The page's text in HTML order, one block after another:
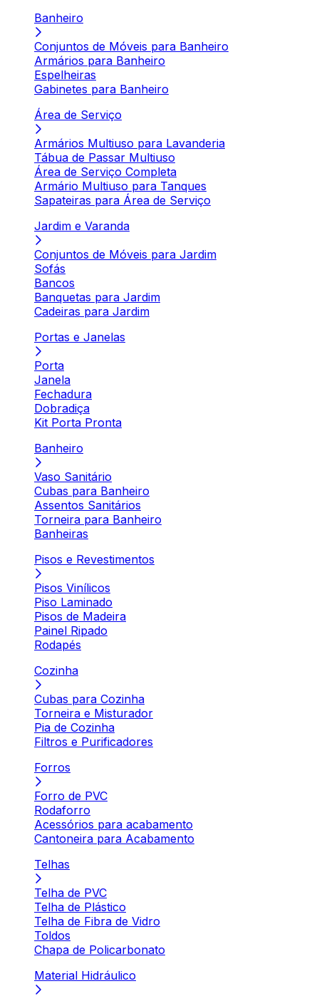
Banheiro
Conjuntos de Móveis para Banheiro
Armários para Banheiro
Espelheiras
Gabinetes para Banheiro
Área de Serviço
Armários Multiuso para Lavanderia
Tábua de Passar Multiuso
Área de Serviço Completa
Armário Multiuso para Tanques
Sapateiras para Área de Serviço
Jardim e Varanda
Conjuntos de Móveis para Jardim
Sofás
Bancos
Banquetas para Jardim
Cadeiras para Jardim
Portas e Janelas
Porta
Janela
Fechadura
Dobradiça
Kit Porta Pronta
Banheiro
Vaso Sanitário
Cubas para Banheiro
Assentos Sanitários
Torneira para Banheiro
Banheiras
Pisos e Revestimentos
Pisos Vinílicos
Piso Laminado
Pisos de Madeira
Painel Ripado
Rodapés
Cozinha
Cubas para Cozinha
Torneira e Misturador
Pia de Cozinha
Filtros e Purificadores
Forros
Forro de PVC
Rodaforro
Acessórios para acabamento
Cantoneira para Acabamento
Telhas
Telha de PVC
Telha de Plástico
Telha de Fibra de Vidro
Toldos
Chapa de Policarbonato
Material Hidráulico